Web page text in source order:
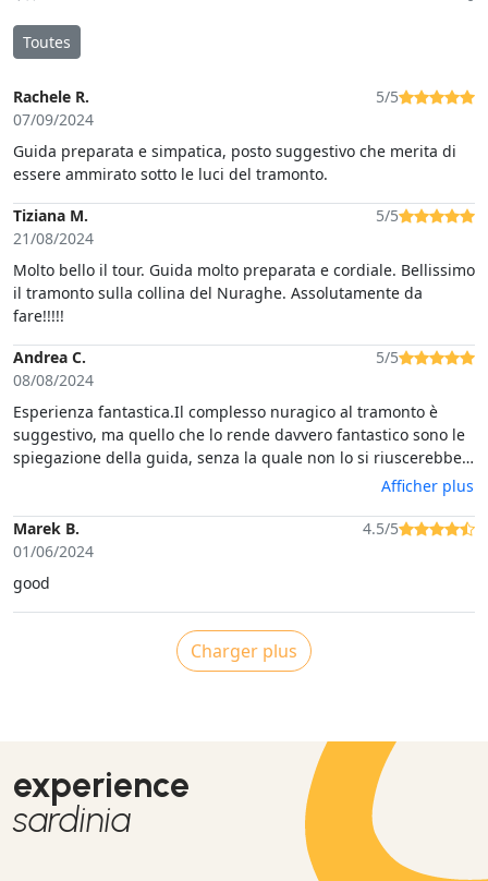
Toutes
Rachele R.
07/09/2024
5/5
Guida preparata e simpatica, posto suggestivo che merita di
essere ammirato sotto le luci del tramonto.
Tiziana M.
21/08/2024
5/5
Molto bello il tour. Guida molto preparata e cordiale. Bellissimo
il tramonto sulla collina del Nuraghe. Assolutamente da
fare!!!!!
Andrea C.
08/08/2024
5/5
Esperienza fantastica.Il complesso nuragico al tramonto è
suggestivo, ma quello che lo rende davvero fantastico sono le
spiegazione della guida, senza la quale non lo si riuscerebbe
ad apprezzare appieno. La guida, appunto, simpaticissima e
riesce a trasmettere tutta la sua passione e il suo amore per
questa terra.L'aperitivo al tramonto semplice ma buonissimo,
specialmente il vino.Consigliato al 100%.
Afficher plus
Marek B.
01/06/2024
4.5/5
good
Charger plus
experience
sardinia